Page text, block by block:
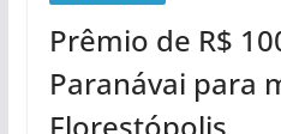
Prêmio de R$
Paranávai para